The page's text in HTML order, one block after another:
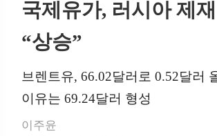
국제유가, 러시아 제
“상승”
브렌트유, 66.02달러로 0.52달러
이유는 69.24달러 형성
이주윤